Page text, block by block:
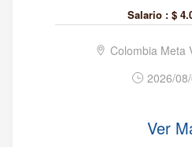
Salario : $
Colombia Meta
2026/
Ver